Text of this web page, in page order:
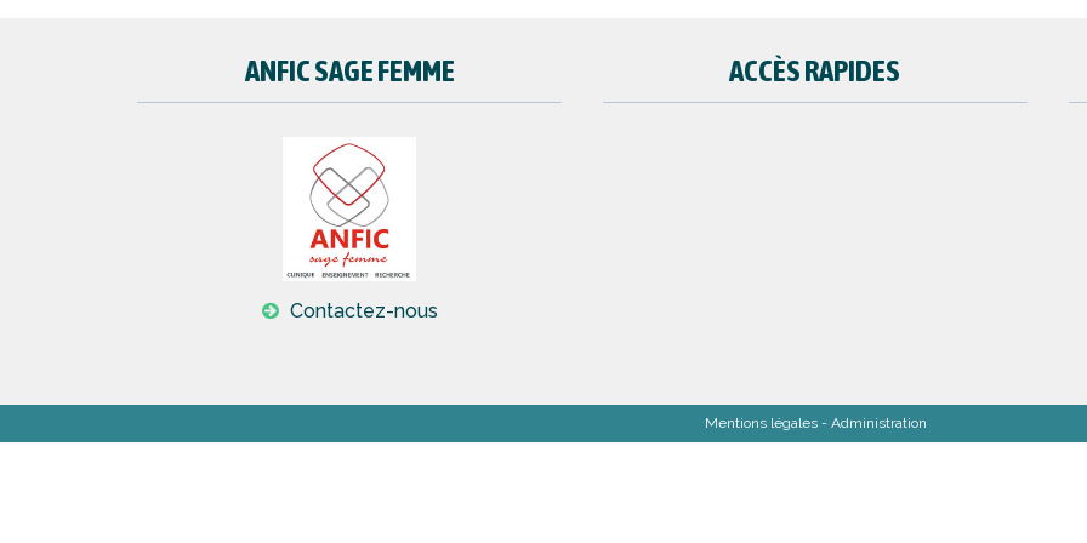
ANFIC SAGE FEMME
Contactez-nous
ACCÈS RAPIDES
Mentions légales - Administration